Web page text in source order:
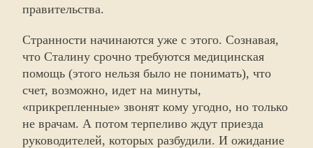
правительства.
Странности начинаются уже с этого. Сознавая,
что Сталину срочно требуются медицинская
помощь (этого нельзя было не понимать), что
счет, возможно, идет на минуты,
«прикрепленные» звонят кому угодно, но только
не врачам. А потом терпеливо ждут приезда
руководителей, которых разбудили. И ожидание